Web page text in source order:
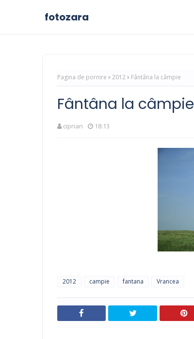
fotozara
Pagina de pornire 2012 Fântâna la câmpie
Fântâna la câmpie
ciprian 18:13
2012 campie fantana Vrancea